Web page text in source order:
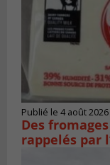
Publié le 4 août
Des
rappelés par